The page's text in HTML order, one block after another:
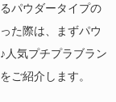
パウダータイプの
た際は、まずパウ
人気プチプラブラン
ご紹介します。